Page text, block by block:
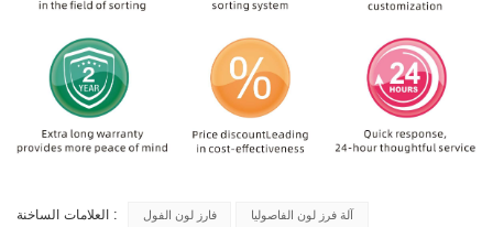
العلامات الساخنة : فارز لون الفول
آلة فرز لون الفاصوليا